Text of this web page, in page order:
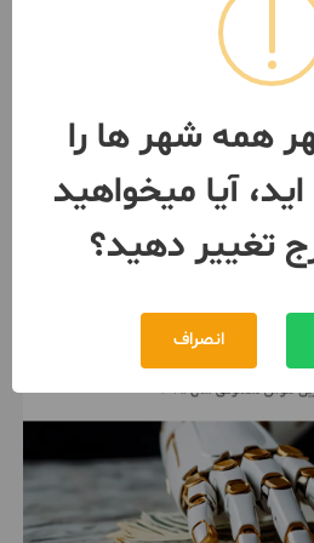
۶۰ متر سند تک برگ تهران کرج
صفادشت ماهدشت
کرج- آزادگان
مبلغ
320,000,000 تومان
بیش از 12 ماه پیش 091841***24
همه شهر ها را
آیا میخواهید
تغییر دهید؟
انصراف